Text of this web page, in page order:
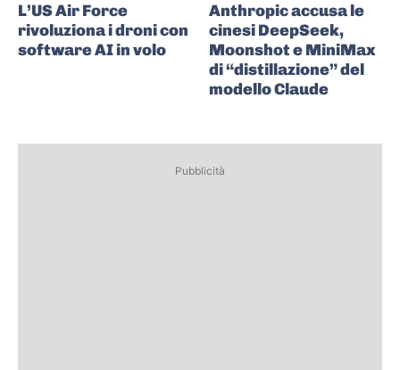
L’US Air Force
rivoluziona i droni con
software AI in volo
Anthropic accusa le
cinesi DeepSeek,
Moonshot e MiniMax
di “distillazione” del
modello Claude
Pubblicità